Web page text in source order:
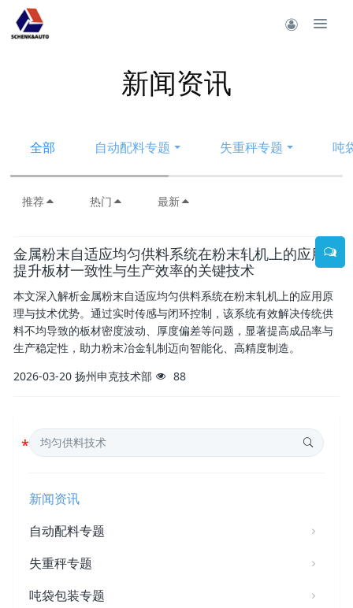
新闻资讯
全部 自动配料专题 失重秤专题 吨
推荐 热门 最新
金属粉末自适应均匀供料系统在粉末轧机上的应用：
提升板材一致性与生产效率的关键技术
本文深入解析金属粉末自适应均匀供料系统在粉末轧机上的应用原
理与技术优势。通过实时传感与闭环控制，该系统有效解决传统供
料不均导致的板材密度波动、厚度偏差等问题，显著提高成品率与
生产稳定性，助力粉末冶金轧制迈向智能化、高精度制造。
2026-03-20 扬州申克技术部 88
新闻资讯
自动配料专题
失重秤专题
吨袋包装专题